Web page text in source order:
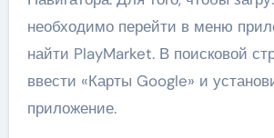
необходимо перейти в меню
найти PlayMarket. В поисковой
ввести «Карты Google» и
приложение.